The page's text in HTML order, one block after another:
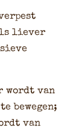
liever
wordt van
bewegen;
van